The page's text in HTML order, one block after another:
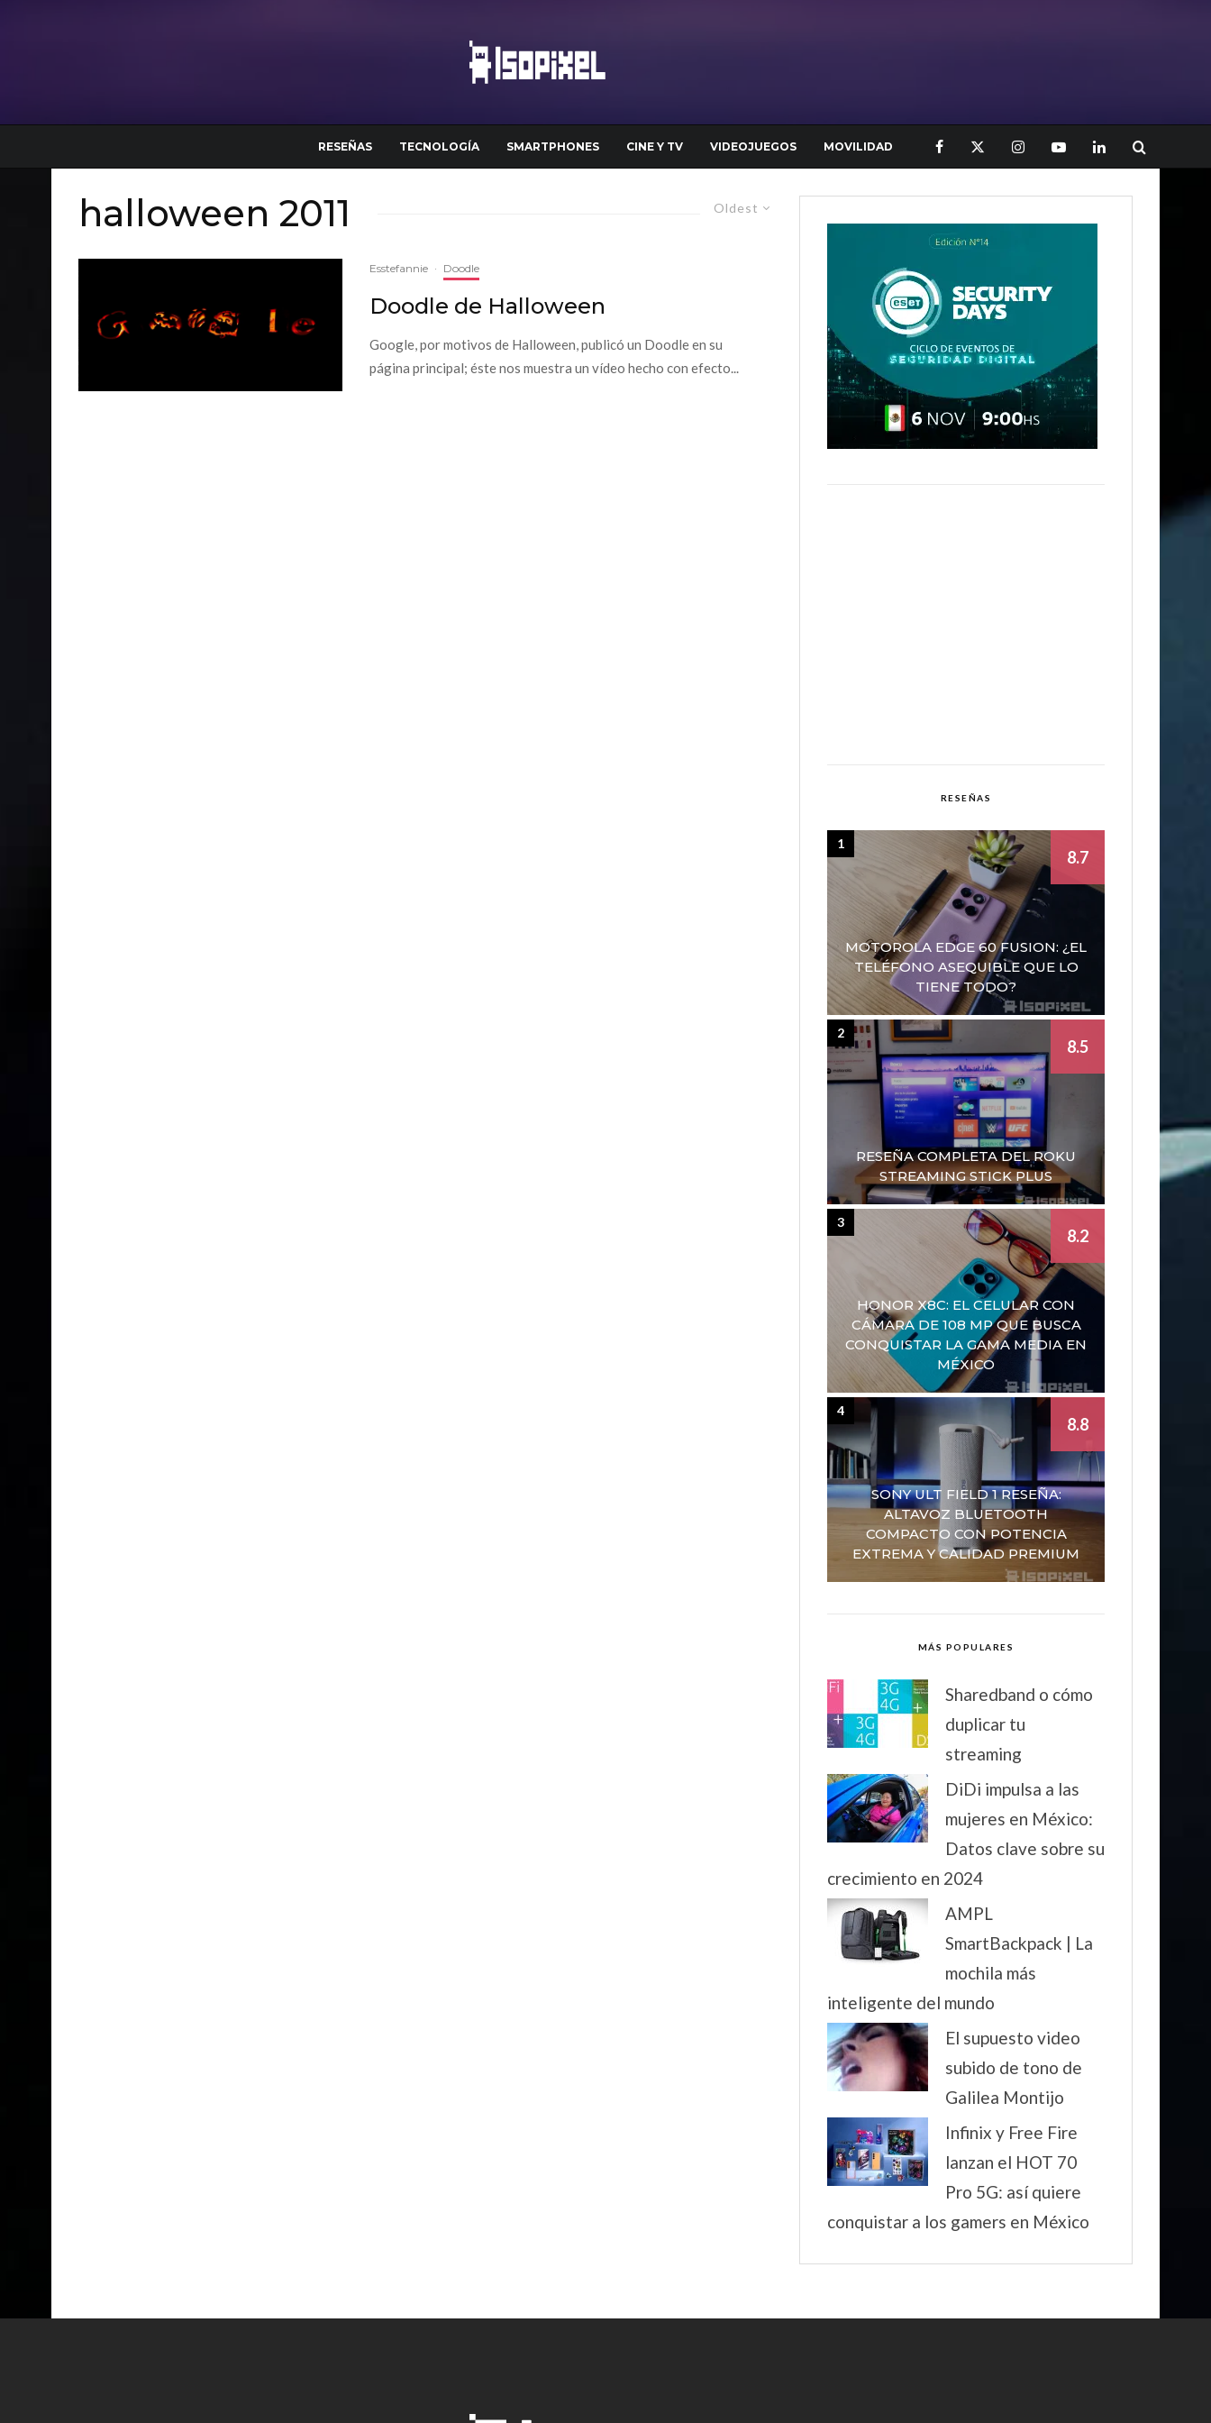
RESEÑAS TECNOLOGÍA SMARTPHONES CINE Y TV VIDEOJUEGOS MOVILIDAD
Oldest
halloween 2011
Esstefannie · Doodle
Doodle de Halloween
Google, por motivos de Halloween, publicó un Doodle en su
página principal; éste nos muestra un vídeo hecho con efecto...
RESEÑAS
MOTOROLA EDGE 60 FUSION: ¿EL
TELÉFONO ASEQUIBLE QUE LO
TIENE TODO?
8.7
1
RESEÑA COMPLETA DEL ROKU
STREAMING STICK PLUS
8.5
2
HONOR X8C: EL CELULAR CON
CÁMARA DE 108 MP QUE BUSCA
CONQUISTAR LA GAMA MEDIA EN
MÉXICO
8.2
3
SONY ULT FIELD 1 RESEÑA:
ALTAVOZ BLUETOOTH
COMPACTO CON POTENCIA
EXTREMA Y CALIDAD PREMIUM
8.8
4
MÁS POPULARES
Sharedband o cómo
duplicar tu
streaming
DiDi impulsa a las
mujeres en México:
Datos clave sobre su
crecimiento en 2024
AMPL
SmartBackpack | La
mochila más
inteligente del mundo
El supuesto video
subido de tono de
Galilea Montijo
Infinix y Free Fire
lanzan el HOT 70
Pro 5G: así quiere
conquistar a los gamers en México